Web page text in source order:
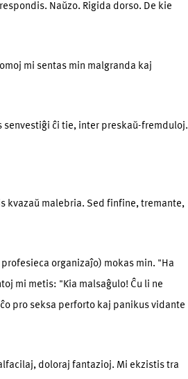
Naŭzo. Rigida dorso. De kie
mi sentas min malgranda kaj
ĉi tie, inter preskaŭ-fremduloj.
kvazaŭ malebria. Sed finfine, tremante,
organizaĵo) mokas min. "Ha
mi metis: "Kia malsaĝulo! Ĉu li ne
pro seksa perforto kaj panikus vidante
doloraj fantazioj. Mi ekzistis tra